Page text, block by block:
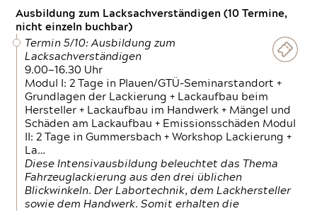
Ausbildung zum Lacksachverständigen (10 Termine,
nicht einzeln buchbar)
Termin 5/10: Ausbildung zum
Lacksachverständigen
9.00—16.30 Uhr
Modul I: 2 Tage in Plauen/GTÜ-Seminarstandort +
Grundlagen der Lackierung + Lackaufbau beim
Hersteller + Lackaufbau im Handwerk + Mängel und
Schäden am Lackaufbau + Emissionsschäden Modul
II: 2 Tage in Gummersbach + Workshop Lackierung +
La…
Diese Intensivausbildung beleuchtet das Thema
Fahrzeuglackierung aus den drei üblichen
Blickwinkeln. Der Labortechnik, dem Lackhersteller
sowie dem Handwerk. Somit erhalten die